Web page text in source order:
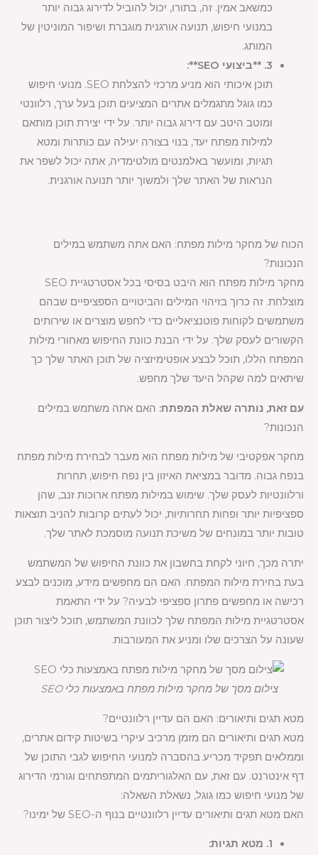
כמשאב אמין. זה, בתורו, יכול להוביל לדירוג גבוה יותר
במנועי חיפוש, תנועה אורגנית מוגברת ושיפור המוניטין של
המותג.
3. **ביצועי SEO**:
תוכן איכותי הוא מניע מרכזי להצלחת SEO. מנועי חיפוש
כמו גוגל מתגמלים אתרים המציעים תוכן בעל ערך, רלוונטי
ומוטב היטב עם דירוג גבוה יותר. על ידי יצירת תוכן מותאם
למילות מפתח יעד, בנוי בצורה יעילה עם כותרות ומטא
תגיות, ומועשר באלמנטים מולטימדיה, אתה יכול לשפר את
הנראות של האתר שלך ולמשוך יותר תנועה אורגנית.
הכוח של מחקר מילות מפתח: האם אתה משתמש במילים
הנכונות?
מחקר מילות מפתח הוא היבט בסיסי בכל אסטרטגיית SEO
מוצלחת. זה כרוך בזיהוי המילים והביטויים הספציפיים שבהם
משתמשים לקוחות פוטנציאליים כדי לחפש מוצרים או שירותים
הקשורים לעסק שלך. על ידי הבנת כוונת החיפוש מאחורי מילות
המפתח הללו, תוכל לבצע אופטימיזציה של תוכן האתר שלך כך
שיתאים למה שקהל היעד שלך מחפש.
עם זאת, נותרה שאלת המפתח: האם אתה משתמש במילים
הנכונות?
מחקר אפקטיבי של מילות מפתח הוא מעבר לבחירת מילות מפתח
בנפח גבוה. מדובר במציאת האיזון בין נפח חיפוש, תחרות
ורלוונטיות לעסק שלך. שימוש במילות מפתח ארוכות זנב, שהן
ספציפיות יותר ופחות תחרותיות, יכול לעתים קרובות להניב תוצאות
טובות יותר במונחים של משיכת תנועה מוסמכת לאתר שלך.
יתרה מכך, חיוני לקחת בחשבון את כוונת החיפוש של המשתמש
בעת בחירת מילות המפתח. האם הם מחפשים מידע, מוכנים לבצע
רכישה או מחפשים פתרון ספציפי לבעיה? על ידי התאמת
אסטרטגיית מילות המפתח שלך לכוונת המשתמש, תוכל ליצור תוכן
שעונה על הצרכים שלו ומניע את המעורבות.
צילום מסך של מחקר מילות מפתח באמצעות כלי SEO
מטא תגים ותיאורים: האם הם עדיין רלוונטיים?
מטא תגים ותיאורים הם מזמן מרכיב עיקרי בשיטות קידום אתרים,
וממלאים תפקיד מכריע בהסברה למנועי החיפוש לגבי התוכן של
דף אינטרנט. עם זאת, עם האלגוריתמים המתפתחים וגורמי הדירוג
של מנועי חיפוש כמו גוגל, נשאלת השאלה:
האם מטא תגים ותיאורים עדיין רלוונטיים בנוף ה-SEO של ימינו?
1. מטא תגיות: